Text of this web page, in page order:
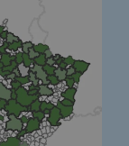
territorial de